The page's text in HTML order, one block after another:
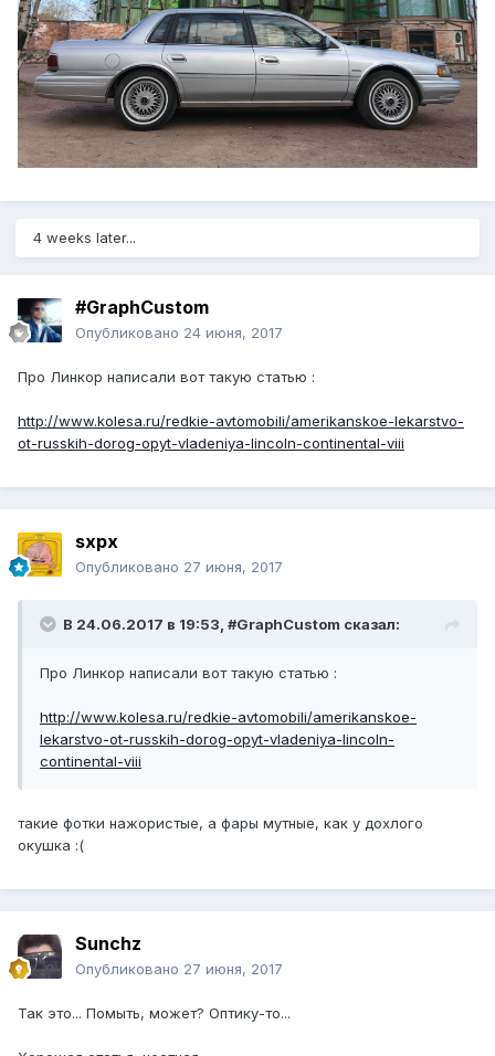
4 weeks later...
#GraphCustom
Опубликовано 24 июня, 2017
Про Линкор написали вот такую статью :
http://www.kolesa.ru/redkie-avtomobili/amerikanskoe-lekarstvo-
ot-russkih-dorog-opyt-vladeniya-lincoln-continental-viii
sxpx
Опубликовано 27 июня, 2017
В 24.06.2017 в 19:53, #GraphCustom сказал:
Про Линкор написали вот такую статью :
http://www.kolesa.ru/redkie-avtomobili/amerikanskoe-
lekarstvo-ot-russkih-dorog-opyt-vladeniya-lincoln-
continental-viii
такие фотки нажористые, а фары мутные, как у дохлого
окушка :(
Sunchz
Опубликовано 27 июня, 2017
Так это... Помыть, может? Оптику-то...